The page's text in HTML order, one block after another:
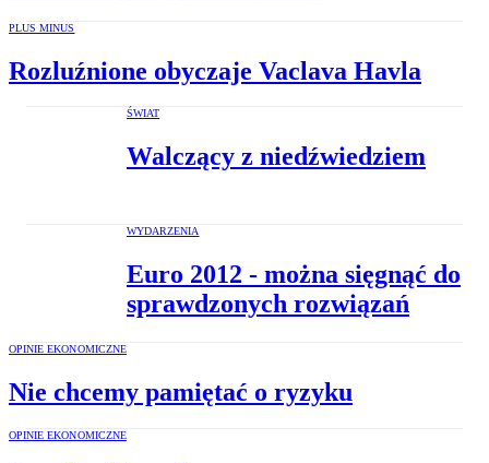
PLUS MINUS
Rozluźnione obyczaje Vaclava Havla
ŚWIAT
Walczący z niedźwiedziem
WYDARZENIA
Euro 2012 - można sięgnąć do
sprawdzonych rozwiązań
OPINIE EKONOMICZNE
Nie chcemy pamiętać o ryzyku
OPINIE EKONOMICZNE